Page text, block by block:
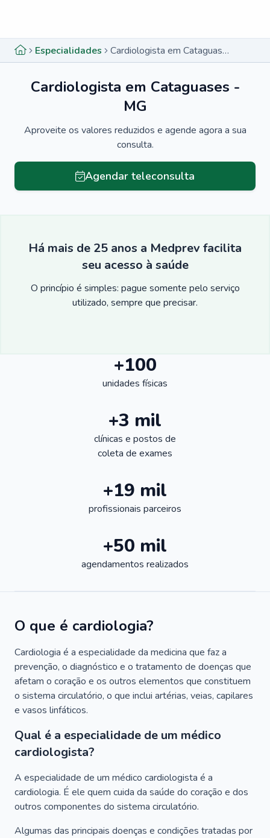
Especialidades Cardiologista em Cataguases - MG
Cardiologista em Cataguases -
MG
Aproveite os valores reduzidos e agende agora a sua
consulta.
Agendar teleconsulta
Há mais de 25 anos a Medprev facilita
seu acesso à saúde
O princípio é simples: pague somente pelo serviço
utilizado, sempre que precisar.
+100
unidades físicas
+3 mil
clínicas e postos de
coleta de exames
+19 mil
profissionais parceiros
+50 mil
agendamentos realizados
O que é cardiologia?
Cardiologia é a especialidade da medicina que faz a
prevenção, o diagnóstico e o tratamento de doenças que
afetam o coração e os outros elementos que constituem
o sistema circulatório, o que inclui artérias, veias, capilares
e vasos linfáticos.
Qual é a especialidade de um médico
cardiologista?
A especialidade de um médico cardiologista é a
cardiologia. É ele quem cuida da saúde do coração e dos
outros componentes do sistema circulatório.
Algumas das principais doenças e condições tratadas por